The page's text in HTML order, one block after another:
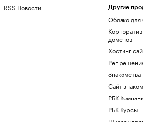
RSS Новости Другие
Облако для
доменов
Хостинг
Знакомства
Сайт
РБК
РБК Курсы